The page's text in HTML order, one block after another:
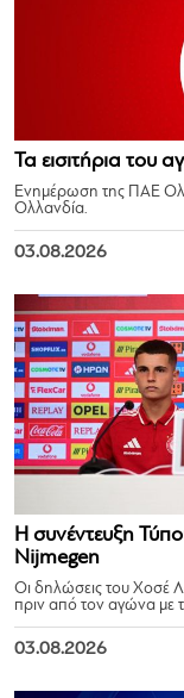
Τα εισιτήρια του
Ενημέρωση της ΠΑΕ
Ολλανδία.
03.08.2026
Η συνέντευξη
Nijmegen
Οι δηλώσεις του Χοσέ
πριν από τον αγώνα με
03.08.2026